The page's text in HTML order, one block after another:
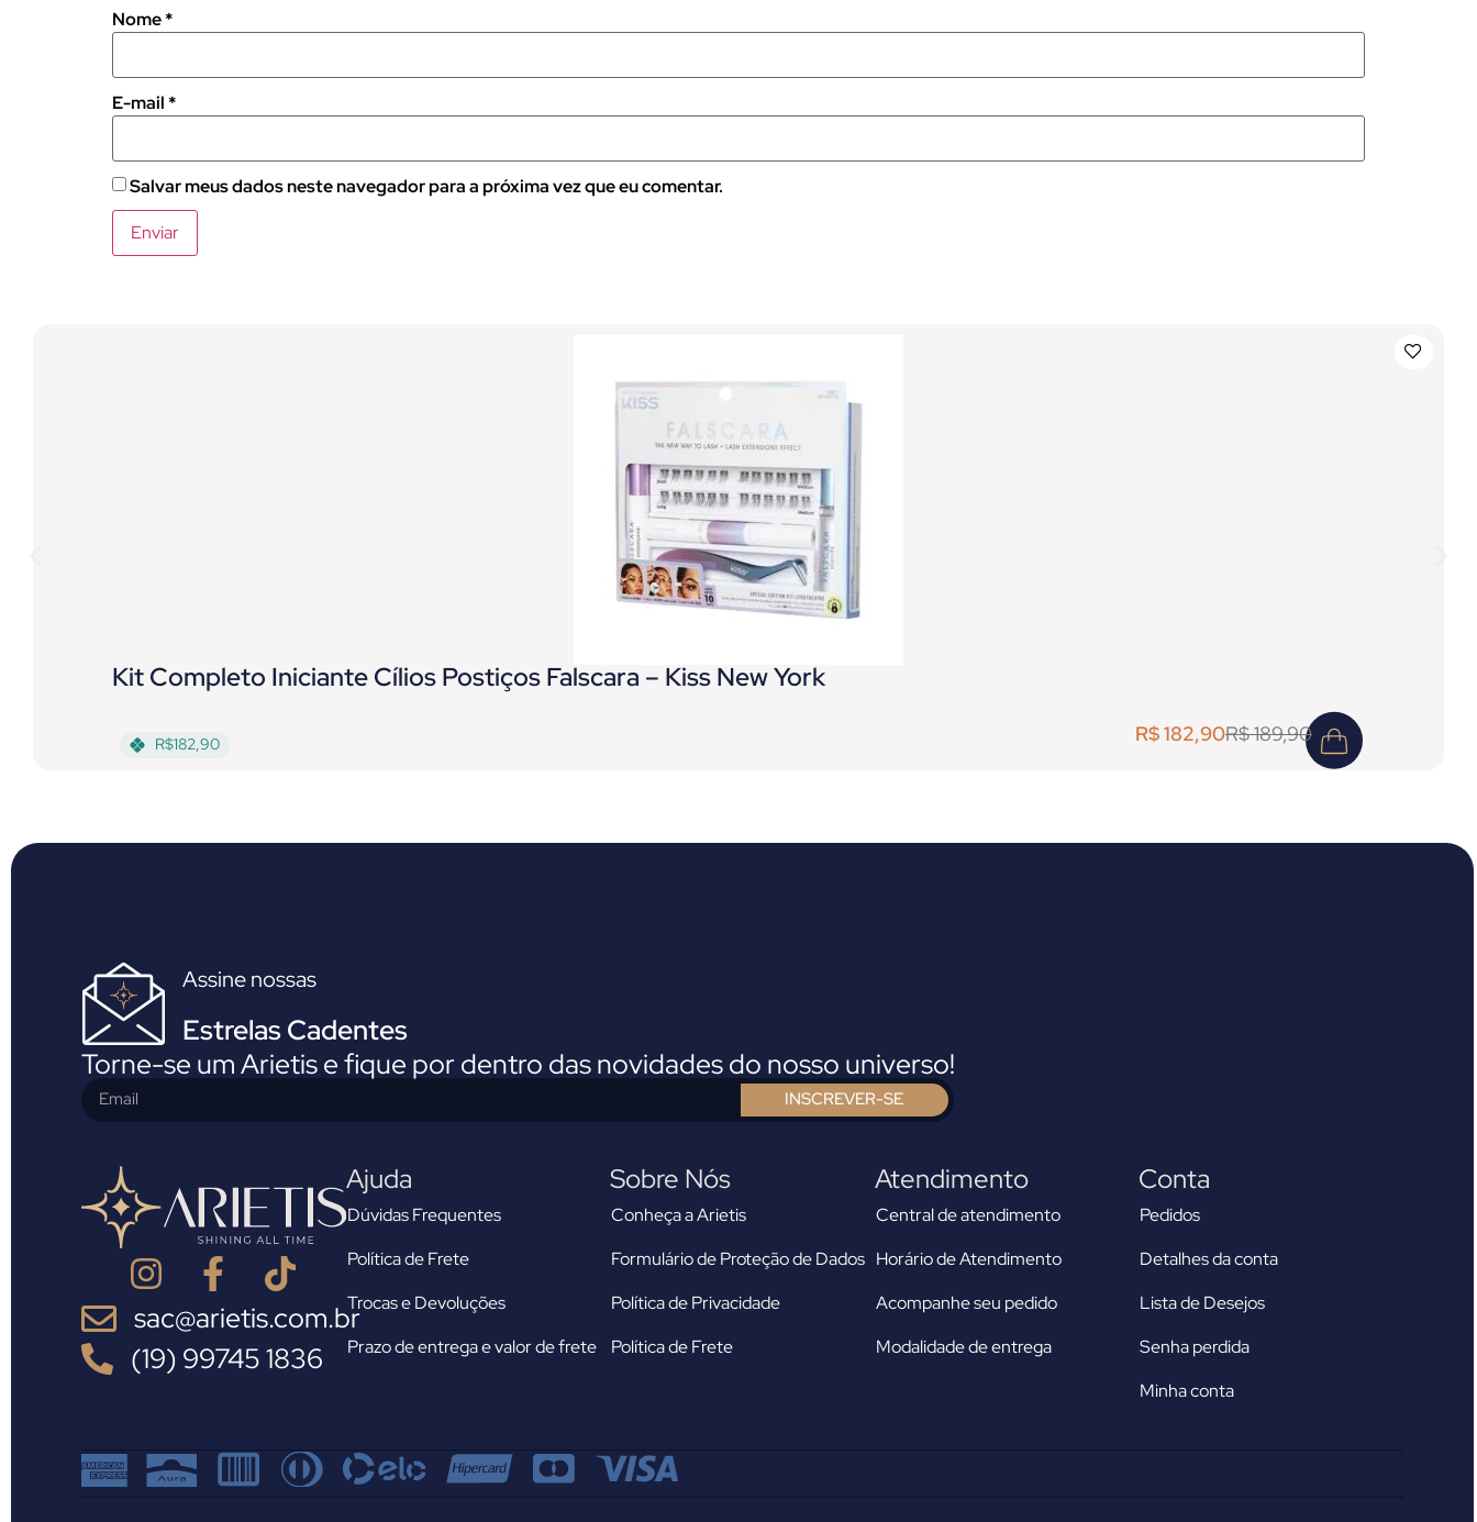
Nome*
E-mail *
Salvar meus dados neste navegador para a próxima vez que eu comentar.
Kit Completo Iniciante Cílios Postiços Falscara – Kiss New York
R$189,90
R$182,90
R$182,90
Assine nossas
Estrelas Cadentes
Torne-se um Arietis e fique por dentro das novidades do nosso universo!
INSCREVER-SE
sac@arietis.com.br
(19) 99745 1836
Ajuda
Dúvidas Frequentes
Política de Frete
Trocas e Devoluções
Prazo de entrega e valor de frete
Sobre Nós
Conheça a Arietis
Formulário de Proteção de Dados
Política de Privacidade
Política de Frete
Atendimento
Central de atendimento
Horário de Atendimento
Acompanhe seu pedido
Modalidade de entrega
Conta
Pedidos
Detalhes da conta
Lista de Desejos
Senha perdida
Minha conta